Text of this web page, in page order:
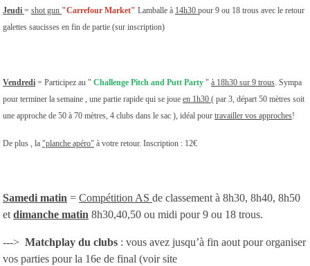
Jeudi = shot gun "Carrefour Market" Lamballe à 14h30 pour 9 ou 18 trous avec le retour
galettes saucisses en fin de partie (sur inscription)
Vendredi = Participez au " Challenge Pitch and Putt Party " à 18h30 sur 9 trous . Sympa
pour terminer la semaine , une partie rapide qui se joue en 1h30 ( par 3, départ 50 mètres soit
une approche de 50 à 70 mètres, 4 clubs dans le sac ), idéal pour travailler vos approches!
De plus , la "planche apéro" à votre retour. Inscription : 12€
Samedi matin = Compétition AS de classement à 8h30, 8h40, 8h50
et dimanche matin 8h30,40,50 ou midi pour 9 ou 18 trous.
---> Matchplay du clubs : vous avez jusqu’à fin aout pour organiser
vos parties pour la 16e de final (voir site